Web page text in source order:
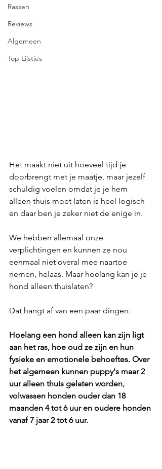
Rassen
Reviews
Algemeen
Top Lijstjes
Het maakt niet uit hoeveel tijd je
doorbrengt met je maatje, maar jezelf
schuldig voelen omdat je je hem
alleen thuis moet laten is heel logisch
en daar ben je zeker niet de enige in.
We hebben allemaal onze
verplichtingen en kunnen ze nou
eenmaal niet overal mee naartoe
nemen, helaas. Maar hoelang kan je je
hond alleen thuislaten?
Dat hangt af van een paar dingen:
Hoelang een hond alleen kan zijn ligt
aan het ras, hoe oud ze zijn en hun
fysieke en emotionele behoeftes. Over
het algemeen kunnen puppy's maar 2
uur alleen thuis gelaten worden,
volwassen honden ouder dan 18
maanden 4 tot 6 uur en oudere honden
vanaf 7 jaar 2 tot 6 uur.